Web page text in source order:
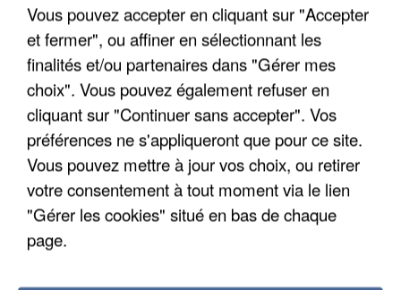
UN SECOND CADRE DE LA DZ MAFIA
INTERPELLÉ EN ALGÉRIE
Vous pouvez accepter en cliquant sur "Accepter
et fermer", ou affiner en sélectionnant les
finalités et/ou partenaires dans "Gérer mes
choix". Vous pouvez également refuser en
cliquant sur "Continuer sans accepter". Vos
préférences ne s'appliqueront que pour ce site.
Vous pouvez mettre à jour vos choix, ou retirer
votre consentement à tout moment via le lien
"Gérer les cookies" situé en bas de chaque
page.